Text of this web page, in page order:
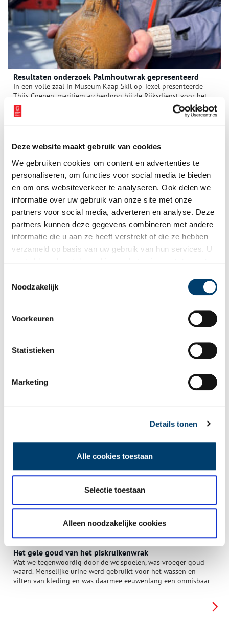
Deze website maakt gebruik van cookies
We gebruiken cookies om content en advertenties te
personaliseren, om functies voor social media te bieden
en om ons websiteverkeer te analyseren. Ook delen we
informatie over uw gebruik van onze site met onze
partners voor social media, adverteren en analyse. Deze
partners kunnen deze gegevens combineren met andere
informatie die u aan ze heeft verstrekt of die ze hebben
verzameld op basis van uw gebruik van hun services. U
Noodzakelijk
Voorkeuren
Statistieken
Marketing
Details tonen
Alle cookies toestaan
Selectie toestaan
Alleen noodzakelijke cookies
Resultaten onderzoek Palmhoutwrak gepresenteerd
In een volle zaal in Museum Kaap Skil op Texel presenteerde
Thijs Coenen, maritiem archeoloog bij de Rijksdienst voor het
Cultureel Erfgoed (RCE), dinsdag 30 juli de resultaten van het
onderzoek naar het Palmhoutwrak.
Provincie Noord-Holland pleit voor nationale aanpak
behoud scheepswrakken Rede van Texel
De provincie Noord-Holland wil voorkomen dat Nederlands
Waddenzee verandert: diepe geulen verplaatsen langzaam en
spoelen zo steeds meer waardevolle scheepswrakken weg. Als
1 min
Palmhoutwrak
die Texelse sportduikers in 2014 uit het Palmhoutwrak
het drukste jaar in de geschiedenis van het Texelse museum
geschiedenis Alec Ewing.
Het gele goud van het piskruikenwrak
Wat we tegenwoordig door de wc spoelen, was vroeger goud
waard. Menselijke urine werd gebruikt voor het wassen en
vilten van kleding en was daarmee eeuwenlang een onmisbaar